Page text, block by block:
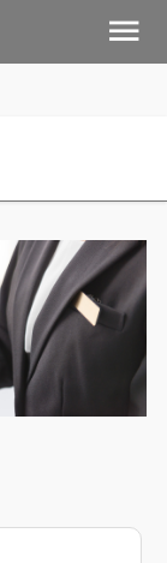
menu